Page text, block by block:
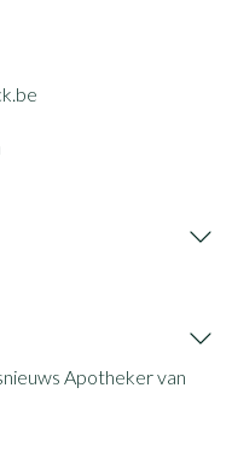
Apotheker van